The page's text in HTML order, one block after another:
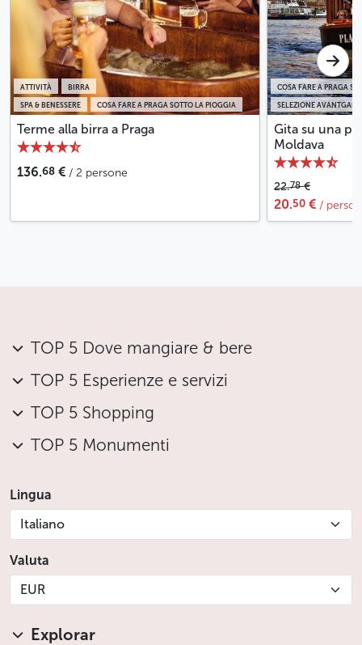
SPA & BENESSERE COSA FARE A PRAGA SOTTO LA PIOGGIA
ATTIVITÀ BIRRA
Terme alla birra a Praga
136.68 € / 2 persone
SELEZIONE
COSA FARE A PRAGA
Gita su una
Moldava
22.78€
20.50 € /
TOP 5 Dove mangiare & bere
TOP 5 Esperienze e servizi
TOP 5 Shopping
TOP 5 Monumenti
Lingua
Italiano
Valuta
EUR
Explorar